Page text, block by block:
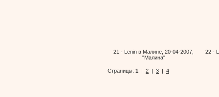
21 - Lenin в Малине, 20-04-2007,
"Малина"
22 -
Страницы: 1 2 3 4